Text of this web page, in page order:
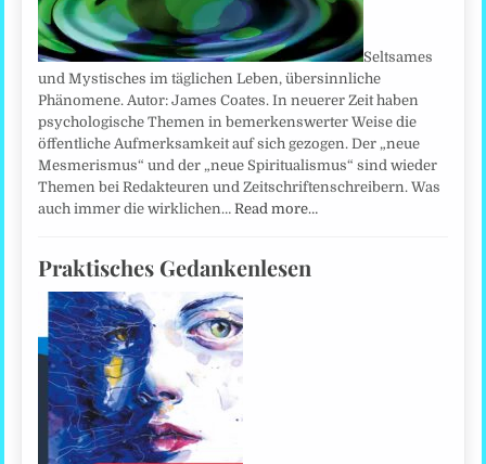
Seltsames
und Mystisches im täglichen Leben, übersinnliche
Phänomene. Autor: James Coates. In neuerer Zeit haben
psychologische Themen in bemerkenswerter Weise die
öffentliche Aufmerksamkeit auf sich gezogen. Der „neue
Mesmerismus“ und der „neue Spiritualismus“ sind wieder
Themen bei Redakteuren und Zeitschriftenschreibern. Was
auch immer die wirklichen…Read more…
Praktisches Gedankenlesen